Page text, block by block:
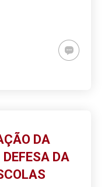
DA
DEFESA DA